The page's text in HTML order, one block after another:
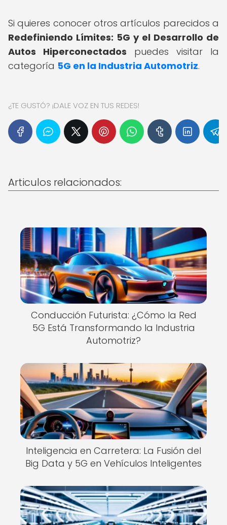
Si quieres conocer otros artículos parecidos a
Redefiniendo Límites: 5G y el Desarrollo de
Autos Hiperconectados puedes visitar la
categoría 5G en la Industria Automotriz.
¿TE GUSTÓ? ¡DALE VOZ EN TUS REDES!
Articulos relacionados:
Conducción Futurista: ¿Cómo la Red
5G Está Transformando la Industria
Automotriz?
Inteligencia en Carretera: La Fusión del
Big Data y 5G en Vehículos Inteligentes